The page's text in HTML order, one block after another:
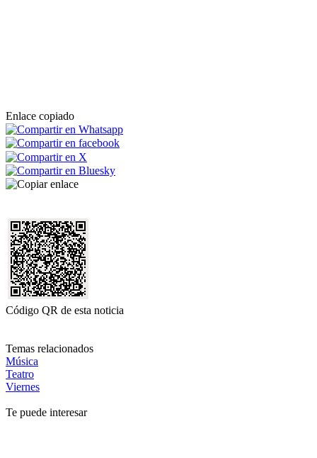
Enlace copiado
Código QR de esta noticia
Temas relacionados
Música
Teatro
Viernes
Te puede interesar